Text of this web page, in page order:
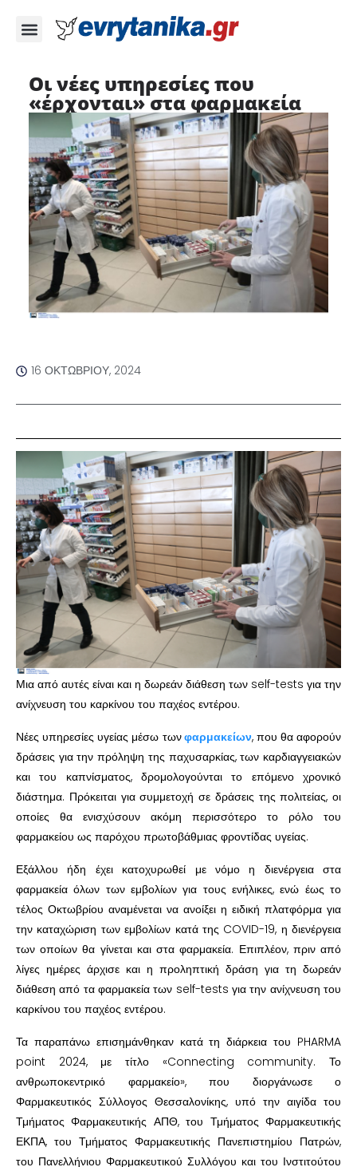
Οι νέες υπηρεσίες που
«έρχονται» στα φαρμακεία
16 ΟΚΤΩΒΡΊΟΥ, 2024
Μια από αυτές είναι και η δωρεάν διάθεση των self-tests για την
ανίχνευση του καρκίνου του παχέος εντέρου.
Νέες υπηρεσίες υγείας μέσω τωνφαρμακείων, που θα αφορούν
δράσεις για την πρόληψη της παχυσαρκίας, των καρδιαγγειακών
και του καπνίσματος, δρομολογούνται το επόμενο χρονικό
διάστημα. Πρόκειται για συμμετοχή σε δράσεις της πολιτείας, οι
οποίες θα ενισχύσουν ακόμη περισσότερο το ρόλο του
φαρμακείου ως παρόχου πρωτοβάθμιας φροντίδας υγείας.
Εξάλλου ήδη έχει κατοχυρωθεί με νόμο η διενέργεια στα
φαρμακεία όλων των εμβολίων για τους ενήλικες, ενώ έως το
τέλος Οκτωβρίου αναμένεται να ανοίξει η ειδική πλατφόρμα για
την καταχώριση των εμβολίων κατά της COVID-19, η διενέργεια
των οποίων θα γίνεται και στα φαρμακεία. Επιπλέον, πριν από
λίγες ημέρες άρχισε και η προληπτική δράση για τη δωρεάν
διάθεση από τα φαρμακεία των self-tests για την ανίχνευση του
καρκίνου του παχέος εντέρου.
Τα παραπάνω επισημάνθηκαν κατά τη διάρκεια του PHARMA
point 2024, με τίτλο «Connecting community. Το
ανθρωποκεντρικό φαρμακείο», που διοργάνωσε ο
Φαρμακευτικός Σύλλογος Θεσσαλονίκης, υπό την αιγίδα του
Τμήματος Φαρμακευτικής ΑΠΘ, του Τμήματος Φαρμακευτικής
ΕΚΠΑ, του Τμήματος Φαρμακευτικής Πανεπιστημίου Πατρών,
του Πανελλήνιου Φαρμακευτικού Συλλόγου και του Ινστιτούτου